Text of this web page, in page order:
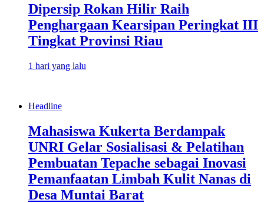
Dipersip Rokan Hilir Raih
Penghargaan Kearsipan Peringkat III
Tingkat Provinsi Riau
1 hari yang lalu
Headline
Mahasiswa Kukerta Berdampak
UNRI Gelar Sosialisasi & Pelatihan
Pembuatan Tepache sebagai Inovasi
Pemanfaatan Limbah Kulit Nanas di
Desa Muntai Barat